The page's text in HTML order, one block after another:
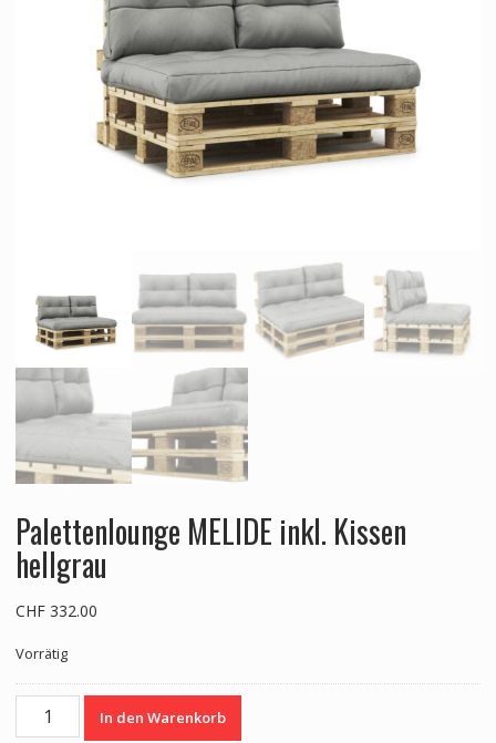
Palettenlounge MELIDE inkl. Kissen
hellgrau
CHF332.00
Vorrätig
Palettenlounge
MELIDE
In den Warenkorb